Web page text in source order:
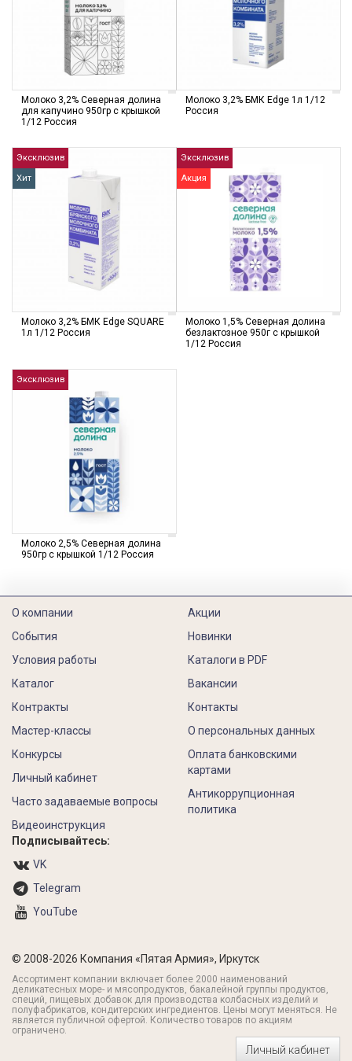
Молоко 3,2% Северная долина
для капучино 950гр с крышкой
1/12 Россия
Молоко 3,2% БМК Edge 1л 1/12
Россия
Эксклюзив
Хит
Молоко 3,2% БМК Edge SQUARE
1л 1/12 Россия
Эксклюзив
Акция
Молоко 1,5% Северная долина
безлактозное 950г с крышкой
1/12 Россия
Эксклюзив
Молоко 2,5% Северная долина
950гр с крышкой 1/12 Россия
О компании
События
Условия работы
Каталог
Контракты
Акции
Новинки
Каталоги в PDF
Вакансии
Контакты
Мастер-классы
Конкурсы
Личный кабинет
Часто задаваемые вопросы
Видеоинструкция
О персональных данных
Оплата банковскими
картами
Антикоррупционная
политика
Подписывайтесь:
VK
Telegram
YouTube
© 2008-2026 Компания «Пятая Армия», Иркутск
Ассортимент компании включает более 2000 наименований
деликатесных море- и мясопродуктов, бакалейной группы продуктов,
специй, пищевых добавок для производства колбасных изделий и
полуфабрикатов, кондитерских ингредиентов. Цены могут меняться. Не
является публичной офертой. Количество товаров по акциям
ограничено.
Личный кабинет